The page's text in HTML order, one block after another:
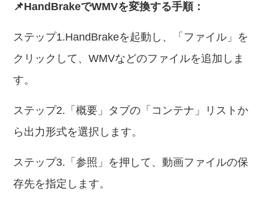
📌HandBrakeでWMVを変換する手順：
ステップ1.HandBrakeを起動し、「ファイル」を
クリックして、WMVなどのファイルを追加しま
す。
ステップ2.「概要」タブの「コンテナ」リストか
ら出力形式を選択します。
ステップ3.「参照」を押して、動画ファイルの保
存先を指定します。